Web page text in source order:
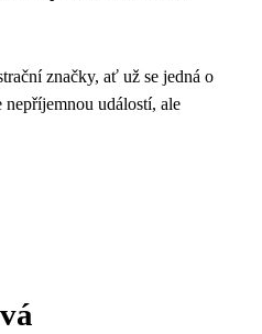
značky, ať už se jedná o
nepříjemnou událostí, ale